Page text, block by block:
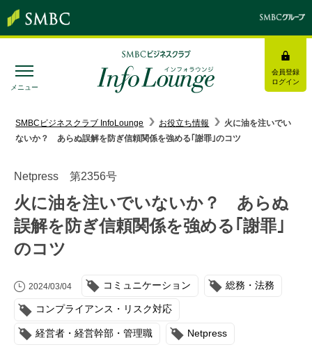
メニュー
会員登録
ログイン
みんなの研修
トピックス＆インフォメーション
インタビュー・レポート
SMBCビジネスクラブ InfoLounge お役立ち情報
火に油を注いでい
ないか？ あらぬ誤解を防ぎ信頼関係を強める｢謝罪｣のコツ
Netpress 第2356号
火に油を注いでいないか？ あらぬ
誤解を防ぎ信頼関係を強める｢謝罪｣
のコツ
2024/03/04 コミュニケーション 総務・法務
コンプライアンス・リスク対応
経営者・経営幹部・管理職 Netpress